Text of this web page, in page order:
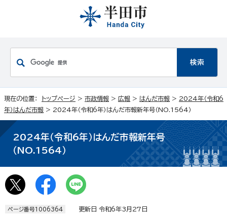
現在の位置： トップページ > 市政情報 > 広報 > はんだ市報 > 2024年（令和6
年）はんだ市報 > 2024年（令和6年）はんだ市報新年号（NO.1564）
2024年（令和6年）はんだ市報新年号
（NO.1564）
ページ番号1006364 更新日 令和6年3月27日